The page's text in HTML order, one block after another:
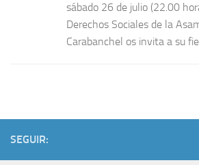
sábado 26 de julio (22.00
Derechos Sociales de la
Carabanchel os invita a su
SEGUIR: